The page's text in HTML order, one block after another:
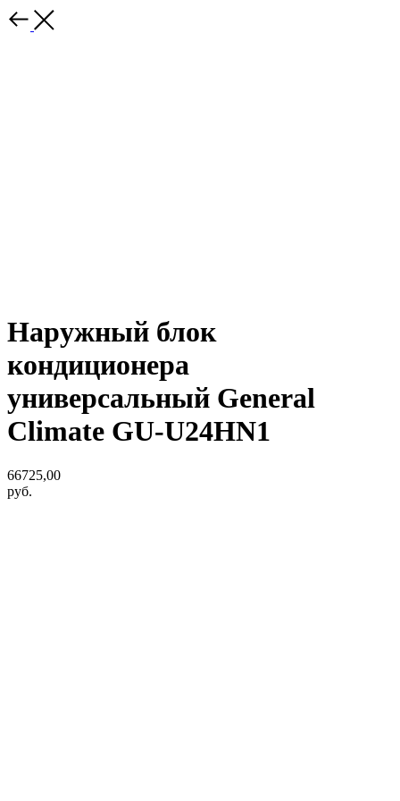
Наружный блок
кондиционера
универсальный General
Climate GU-U24HN1
66725,00
руб.